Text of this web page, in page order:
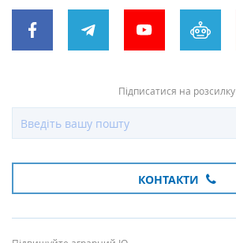
Підписатися на розсилку
КОНТАКТИ